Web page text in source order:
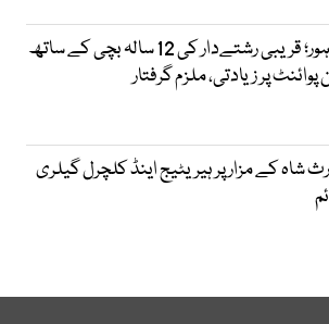
لاہور؛ قریبی رشتےدار کی 12 سالہ بچی کے ساتھ
پوائنٹ پر زیادتی، ملزم گرفتار
شاہ کے مزار پر ہیریٹیج اینڈ کلچرل گیلری